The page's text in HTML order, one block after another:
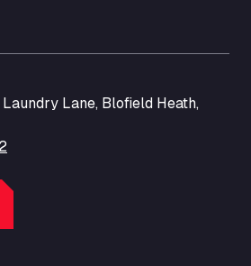
Lane, Blofield Heath,